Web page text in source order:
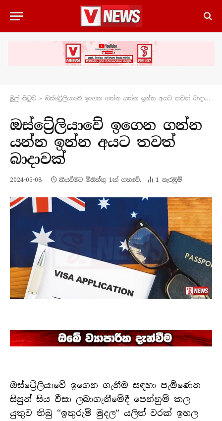
මුල් පිටු​ව » ඔස්ට්‍රේලියාවේ ඉගෙන ගන්න යන්න ඉන්න අයට තවත් බාදාවක්
ඔස්ට්‍රේලියාවේ ඉගෙන ගන්න
යන්න ඉන්න අයට තවත්
බාදාවක්
2024-05-08 කියවීමට මිනිත්තු 1ක් ගතවේ. 1 නැරඹු​ම්
ඔස්ට්‍රේලියාවේ ඉගෙන ගැනීම සඳහා පැමිණෙන
සිසුන් සිය වීසා ලබාගැනීමේදී පෙන්නුම් කල
යුතුව තිබු “ඉතුරුම් මුදල” යලිත් වරක් ඉහල